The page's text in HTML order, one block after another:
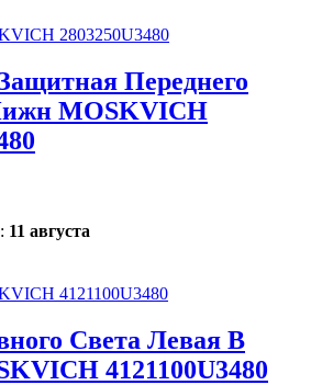
Переднего
MOSKVICH
11 августа
Света Левая В
4121100U3480